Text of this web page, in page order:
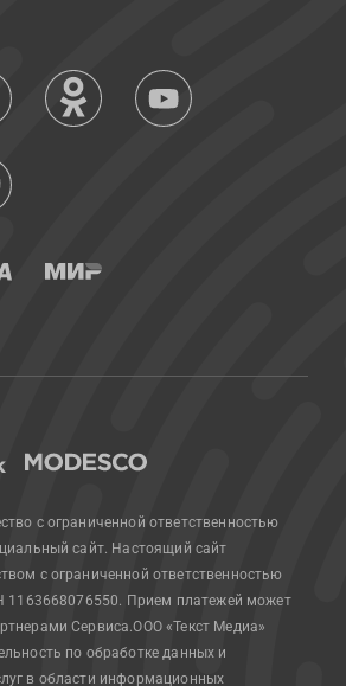
с ограниченной ответственностью
сайт. Настоящий сайт
с ограниченной ответственностью
1163668076550. Прием платежей может
Сервиса.ООО «Текст Медиа»
по обработке данных и
в области информационных